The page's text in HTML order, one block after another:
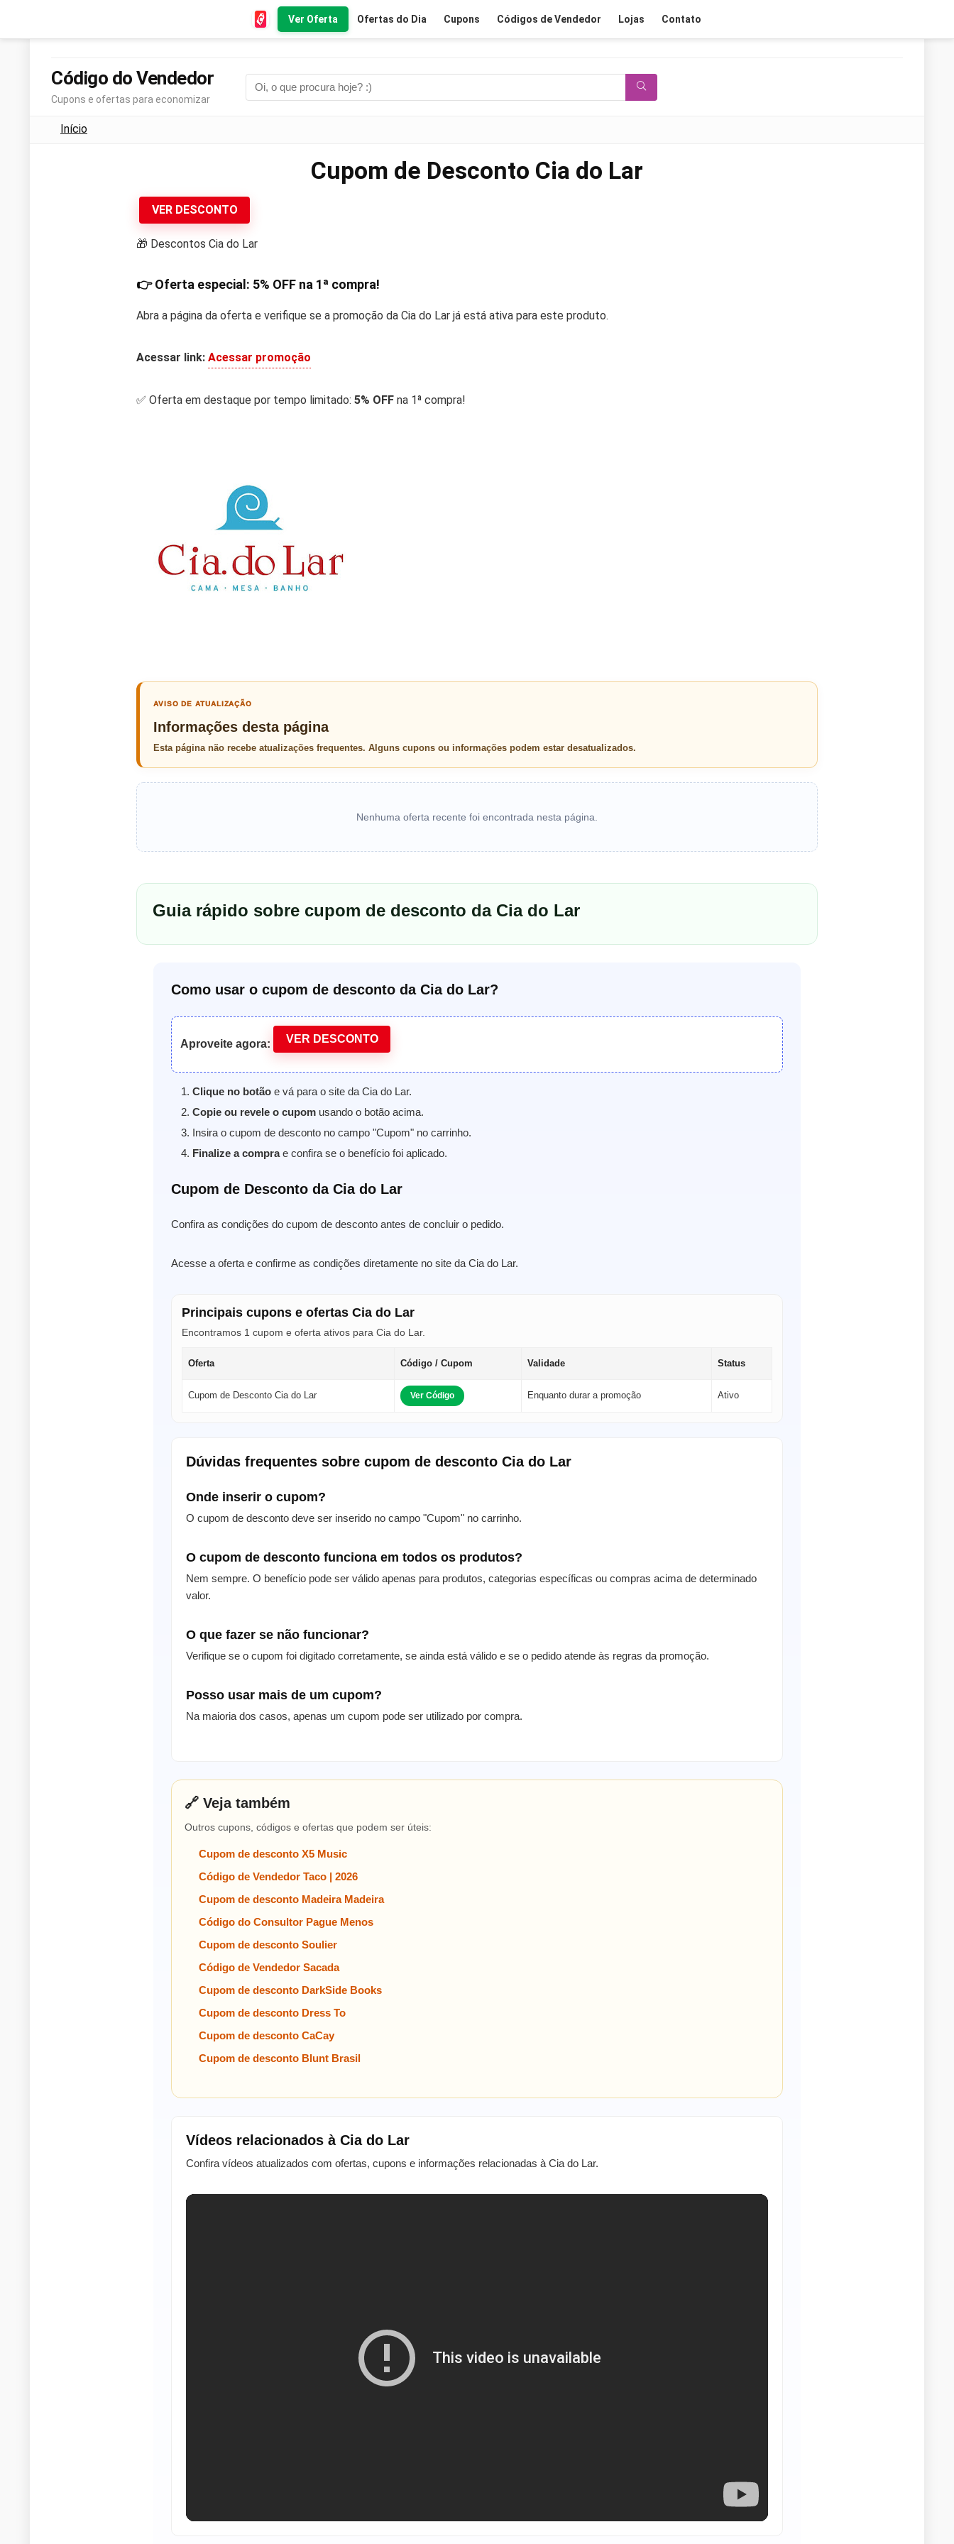
Ver Oferta Ofertas do Dia Cupons Códigos de Vendedor Lojas Contato
Código do Vendedor
Cupons e ofertas para economizar
Início
Cupom de Desconto Cia do Lar
VER DESCONTO
🎁 Descontos Cia do Lar
👉 Oferta especial: 5% OFF na 1ª compra!
Abra a página da oferta e verifique se a promoção da Cia do Lar já está ativa para este produto.
Acessar link: Acessar promoção
✅ Oferta em destaque por tempo limitado: 5% OFF na 1ª compra!
AVISO DE ATUALIZAÇÃO
Informações desta página
Esta página não recebe atualizações frequentes. Alguns cupons ou informações podem estar desatualizados.
Nenhuma oferta recente foi encontrada nesta página.
Guia rápido sobre cupom de desconto da Cia do Lar
Como usar o cupom de desconto da Cia do Lar?
Aproveite agora: VER DESCONTO
Clique no botão e vá para o site da Cia do Lar.
Copie ou revele o cupom usando o botão acima.
Insira o cupom de desconto no campo "Cupom" no carrinho.
Finalize a comprae confira se o benefício foi aplicado.
Cupom de Desconto da Cia do Lar
Confira as condições do cupom de desconto antes de concluir o pedido.
Acesse a oferta e confirme as condições diretamente no site da Cia do Lar.
Principais cupons e ofertas Cia do Lar
Encontramos 1 cupom e oferta ativos para Cia do Lar.
Oferta Código / Cupom Validade Status
Cupom de Desconto Cia do Lar Ver Código Enquanto durar a promoção Ativo
Dúvidas frequentes sobre cupom de desconto Cia do Lar
Onde inserir o cupom?
O cupom de desconto deve ser inserido no campo "Cupom" no carrinho.
O cupom de desconto funciona em todos os produtos?
Nem sempre. O benefício pode ser válido apenas para produtos, categorias específicas ou compras acima de determinado
valor.
O que fazer se não funcionar?
Verifique se o cupom foi digitado corretamente, se ainda está válido e se o pedido atende às regras da promoção.
Posso usar mais de um cupom?
Na maioria dos casos, apenas um cupom pode ser utilizado por compra.
🔗 Veja também
Outros cupons, códigos e ofertas que podem ser úteis:
Cupom de desconto X5 Music
Código de Vendedor Taco | 2026
Cupom de desconto Madeira Madeira
Código do Consultor Pague Menos
Cupom de desconto Soulier
Código de Vendedor Sacada
Cupom de desconto DarkSide Books
Cupom de desconto Dress To
Cupom de desconto CaCay
Cupom de desconto Blunt Brasil
Vídeos relacionados à Cia do Lar
Confira vídeos atualizados com ofertas, cupons e informações relacionadas à Cia do Lar.